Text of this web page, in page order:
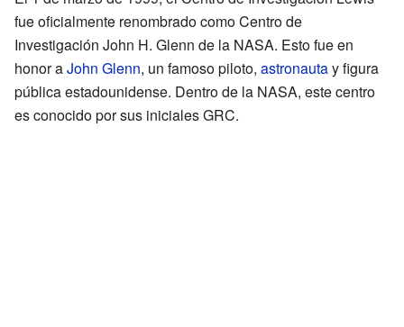
fue oficialmente renombrado como Centro de
Investigación John H. Glenn de la NASA. Esto fue en
honor aJohn Glenn, un famoso piloto, astronautay figura
pública estadounidense. Dentro de la NASA, este centro
es conocido por sus iniciales GRC.